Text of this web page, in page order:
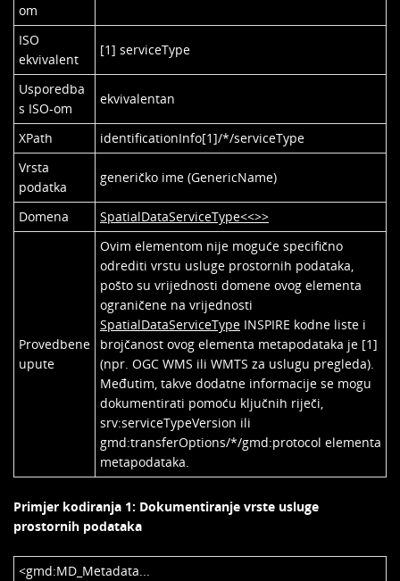
om
ISO
ekvivalent
[1] serviceType
Usporedba
s ISO-om
ekvivalentan
XPath
identificationInfo[1]/*/serviceType
Vrsta
podatka
generičko ime (GenericName)
Domena SpatialDataServiceType<<>>
Provedbene
upute
Ovim elementom nije moguće specifično
odrediti vrstu usluge prostornih podataka,
pošto su vrijednosti domene ovog elementa
ograničene na vrijednosti
SpatialDataServiceType INSPIRE kodne liste i
brojčanost ovog elementa metapodataka je [1]
(npr. OGC WMS ili WMTS za uslugu pregleda).
Međutim, takve dodatne informacije se mogu
dokumentirati pomoću ključnih riječi,
srv:serviceTypeVersion ili
gmd:transferOptions/*/gmd:protocol elementa
metapodataka.
Primjer kodiranja 1: Dokumentiranje vrste usluge
prostornih podataka
<gmd:MD_Metadata...